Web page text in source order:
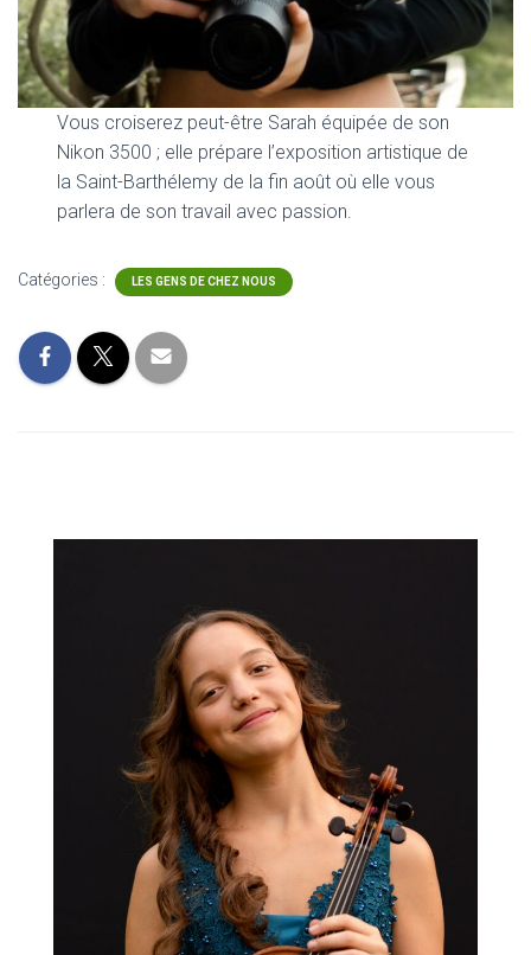
Vous croiserez peut-être Sarah équipée de son
Nikon 3500 ; elle prépare l’exposition artistique de
la Saint-Barthélemy de la fin août où elle vous
parlera de son travail avec passion.
Catégories : LES GENS DE CHEZ NOUS